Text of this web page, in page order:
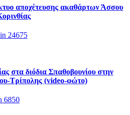
αποχέτευσης ακαθάρτων Άσσου
24675
στα διόδια Σπαθοβουνίου στην
Τρίπολης (video-φώτο)
6850